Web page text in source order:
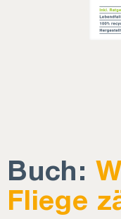
Buch:
Fliege